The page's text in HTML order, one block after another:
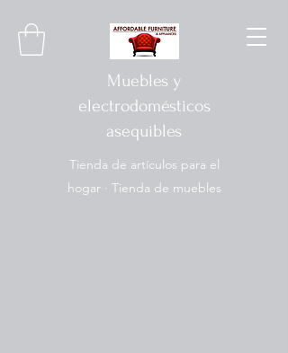
Muebles y
electrodomésticos
asequibles
Tienda de artículos para el
hogar · Tienda de muebles